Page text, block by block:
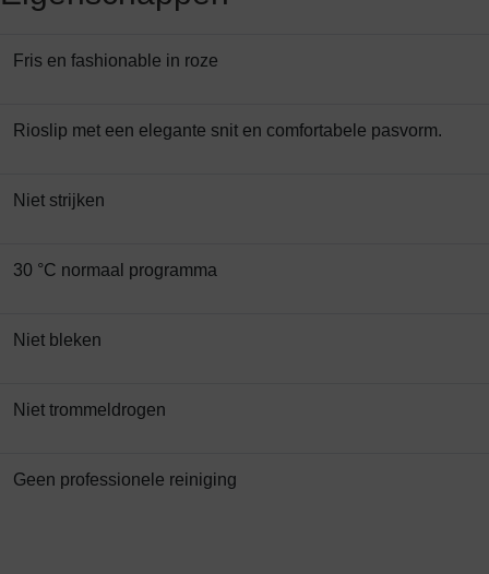
Fris en fashionable in roze
Rioslip met een elegante snit en comfortabele pasvorm.
Niet strijken
30 °C normaal programma
Niet bleken
Niet trommeldrogen
Geen professionele reiniging